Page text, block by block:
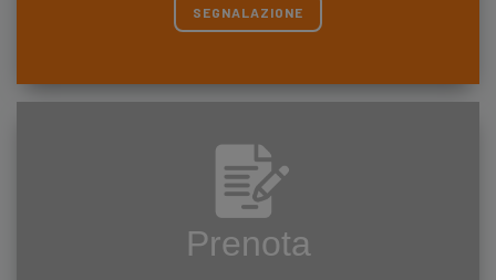
SEGNALAZIONE
Prenota